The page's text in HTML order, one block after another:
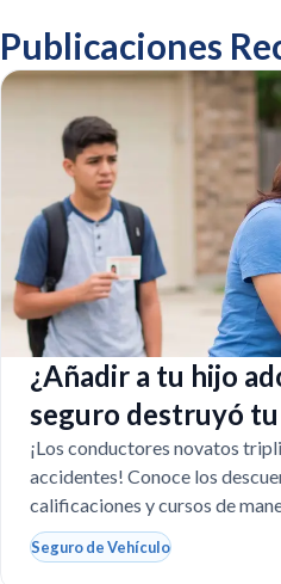
Publicaciones
¿Añadir a tu hijo
seguro destruyó
Texas?
¡Los conductores novatos
accidentes! Conoce los
calificaciones y cursos de
Seguro de Vehículo